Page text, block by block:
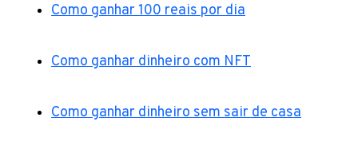
Como ganhar 100 reais por dia
Como ganhar dinheiro com NFT
Como ganhar dinheiro sem sair de casa